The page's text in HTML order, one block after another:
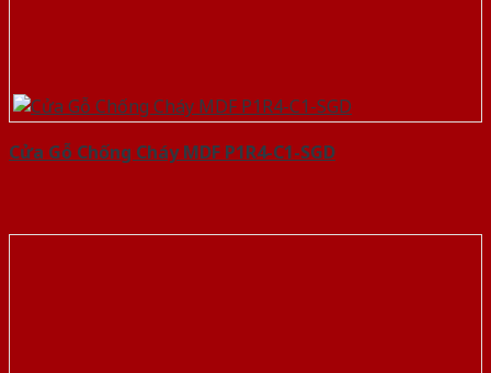
Cửa Gỗ Chống Cháy MDF P1R4-C1-SGD